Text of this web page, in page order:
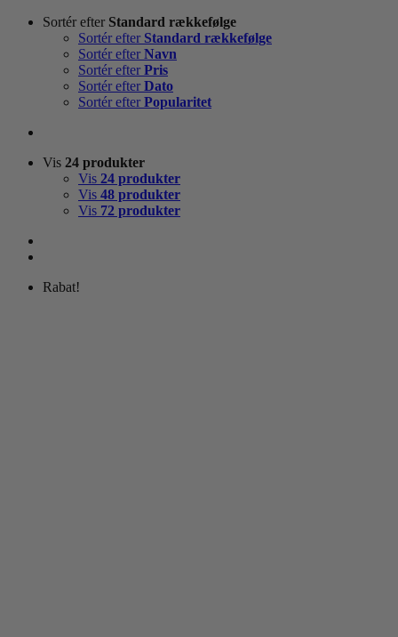
Sortér efter Standard rækkefølge
Sortér efter Standard rækkefølge
Sortér efter Navn
Sortér efter Pris
Sortér efter Dato
Sortér efter Popularitet
Vis 24 produkter
Vis 24 produkter
Vis 48 produkter
Vis 72 produkter
Rabat!